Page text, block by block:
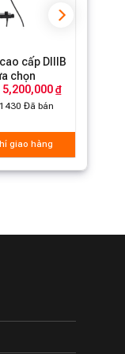
cấp DIIIB
chọn
5,200,000 ₫
Đã bán
giao hàng